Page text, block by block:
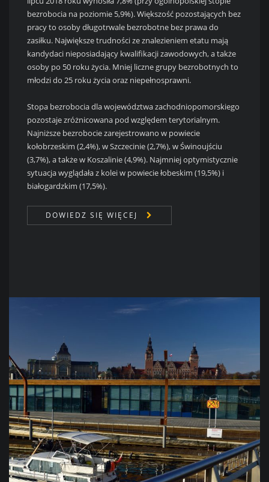
bezrobocia na poziomie 5,9%). Większość pozostających bez
pracy to osoby długotrwale bezrobotne bez prawa do
zasiłku. Największe trudności ze znalezieniem etatu mają
kandydaci nieposiadający kwalifikacji zawodowych, a także
osoby po 50 roku życia. Mniej liczne grupy bezrobotnych to
młodzi do 25 roku życia oraz niepełnosprawni.
Stopa bezrobocia dla województwa zachodniopomorskiego
pozostaje zróżnicowana pod względem terytorialnym.
Najniższe bezrobocie zarejestrowano w powiecie
kołobrzeskim (2,4%), w Szczecinie (2,7%), w Świnoujściu
(3,7%), a także w Koszalinie (4,9%). Najmniej optymistycznie
sytuacja wyglądała z kolei w powiecie łobeskim (19,5%) i
białogardzkim (17,5%).
DOWIEDZ SIĘ WIĘCEJ